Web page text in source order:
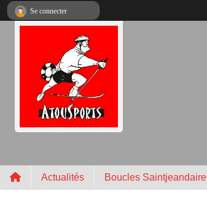
Actualités Boucles Saintjeandaire
Se connecter
Panneau de gestion des cookies